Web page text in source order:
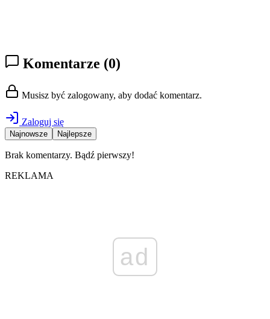
Komentarze (0)
Musisz być zalogowany, aby dodać komentarz.
Zaloguj się
Najnowsze Najlepsze
Brak komentarzy. Bądź pierwszy!
REKLAMA
ad